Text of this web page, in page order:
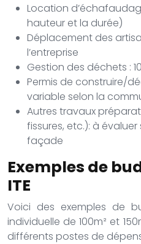
Location
hauteur et la durée)
Déplacement des
l’entreprise
Gestion des déchets :
Permis de construire/
variable selon la
Autres travaux
fissures, etc.): à
façade
Exemples de
ITE
Voici des exemples de
individuelle de 100m² et
différents postes de